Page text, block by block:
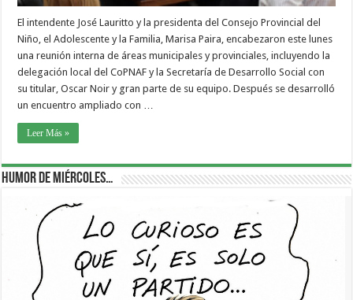
El intendente José Lauritto y la presidenta del Consejo Provincial del
Niño, el Adolescente y la Familia, Marisa Paira, encabezaron este lunes
una reunión interna de áreas municipales y provinciales, incluyendo la
delegación local del CoPNAF y la Secretaría de Desarrollo Social con
su titular, Oscar Noir y gran parte de su equipo. Después se desarrolló
un encuentro ampliado con …
Leer Más »
Humor de Miércoles…